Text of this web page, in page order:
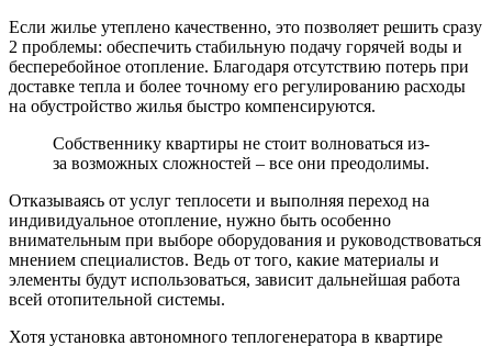
Если жилье утеплено качественно, это позволяет решить сразу
2 проблемы: обеспечить стабильную подачу горячей воды и
бесперебойное отопление. Благодаря отсутствию потерь при
доставке тепла и более точному его регулированию расходы
на обустройство жилья быстро компенсируются.
Собственнику квартиры не стоит волноваться из-
за возможных сложностей – все они преодолимы.
Отказываясь от услуг теплосети и выполняя переход на
индивидуальное отопление, нужно быть особенно
внимательным при выборе оборудования и руководствоваться
мнением специалистов. Ведь от того, какие материалы и
элементы будут использоваться, зависит дальнейшая работа
всей отопительной системы.
Хотя установка автономного теплогенератора в квартире